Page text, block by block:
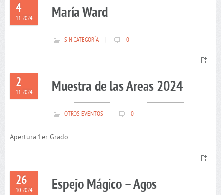
4
11 2024 María Ward
SIN CATEGORÍA 0
2
11 2024 Muestra de las Areas 2024
OTROS EVENTOS 0
Apertura 1er Grado
26
10 2024 Espejo Mágico – Agos